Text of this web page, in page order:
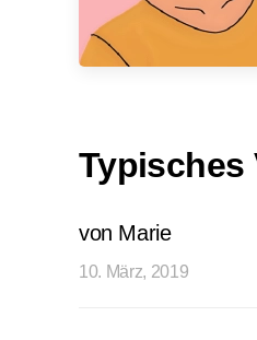
Typisches
von Marie
10. März, 2019